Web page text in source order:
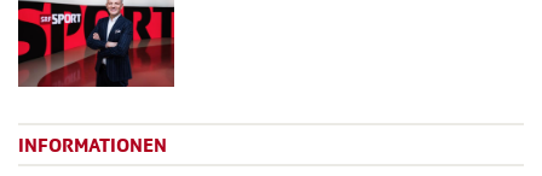
INFORMATIONEN